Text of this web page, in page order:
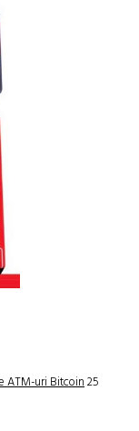
ATM-uri Bitcoin25